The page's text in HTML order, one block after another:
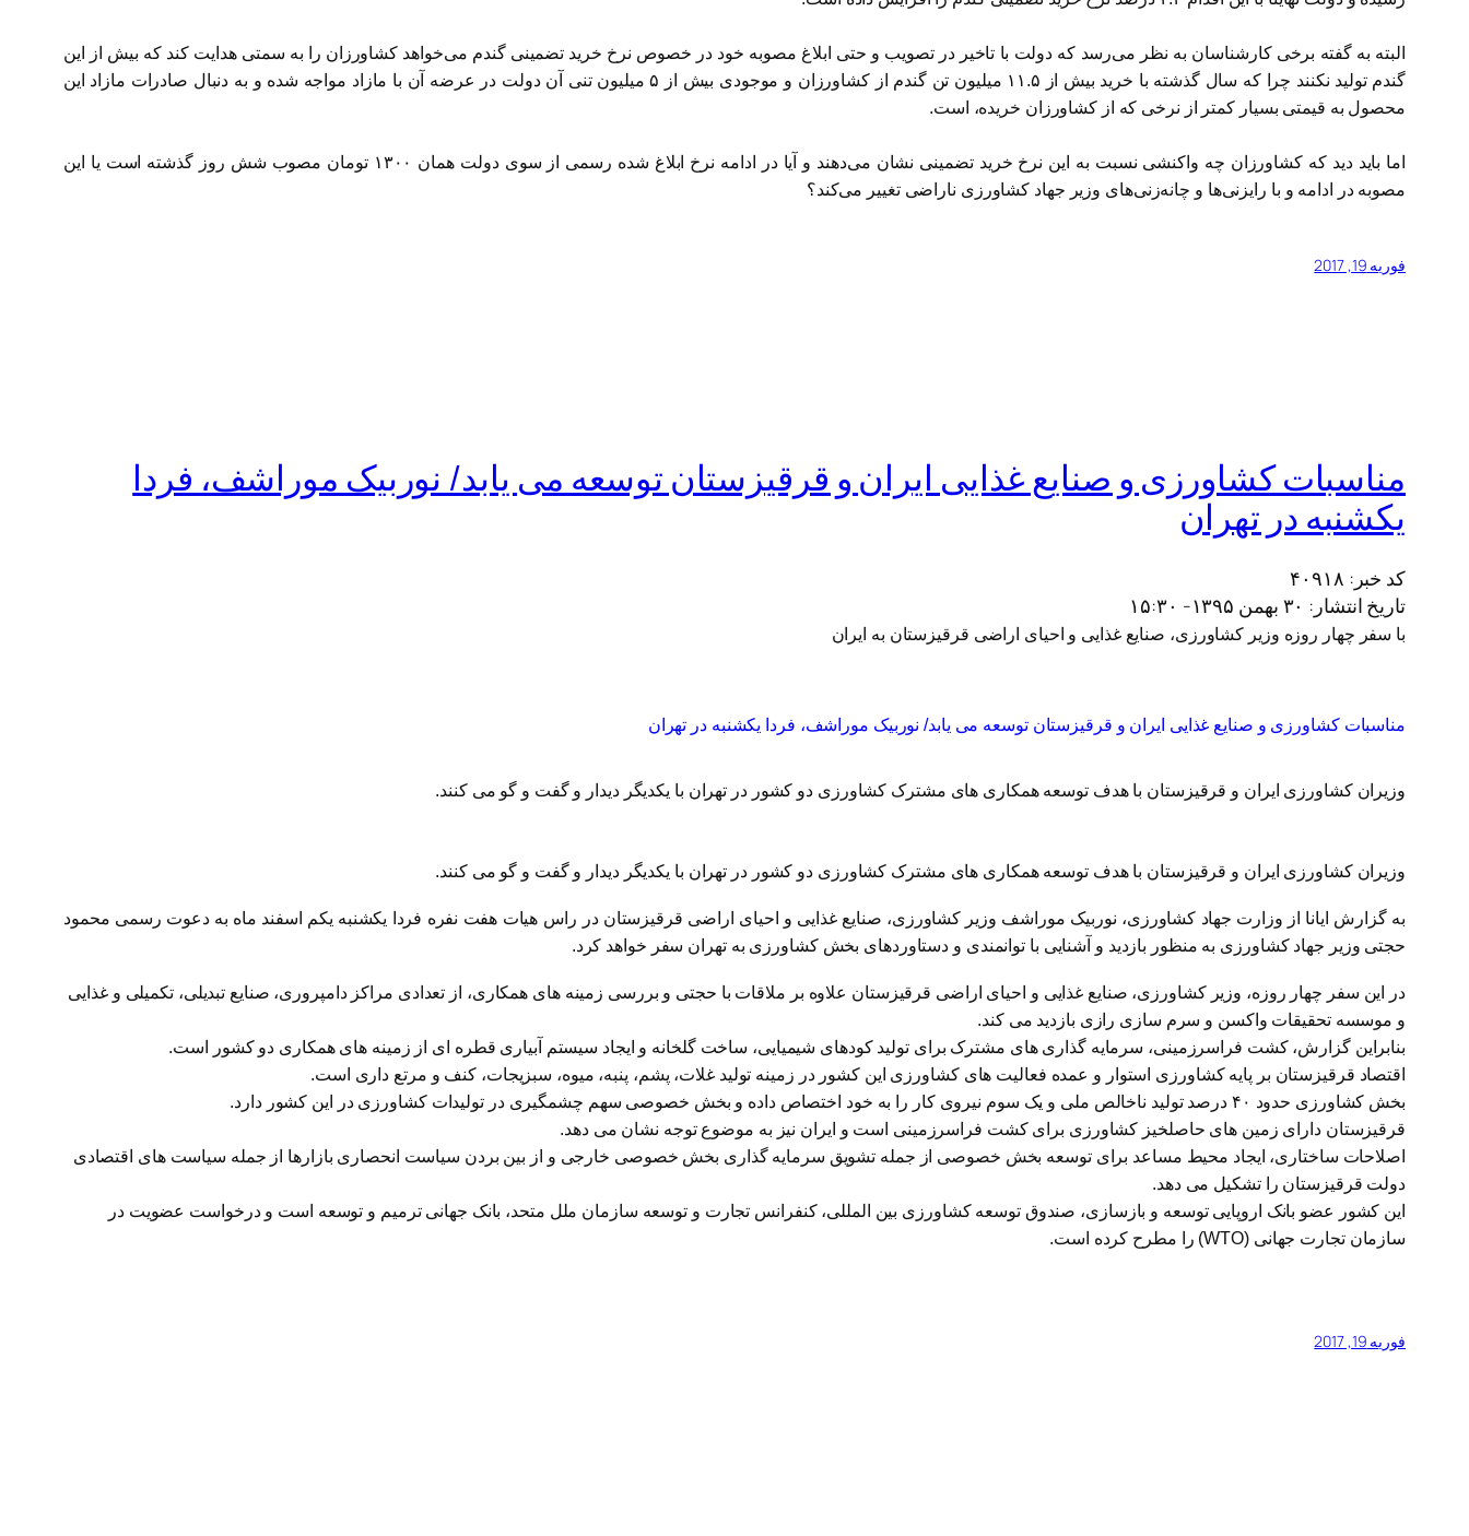
البته به گفته برخی کارشناسان به نظر می‌رسد که دولت با تاخیر در تصویب و حتی ابلاغ مصوبه خود در خصوص نرخ خرید تضمینی گندم می‌خواهد کشاورزان را به سمتی هدایت کند که بیش از این
گندم تولید نکنند چرا که سال گذشته با خرید بیش از ۱۱.۵ میلیون تن گندم از کشاورزان و موجودی بیش از ۵ میلیون تنی آن دولت در عرضه آن با مازاد مواجه شده و به دنبال صادرات مازاد این
محصول به قیمتی بسیار کمتر از نرخی که از کشاورزان خریده، است.
اما باید دید که کشاورزان چه واکنشی نسبت به این نرخ خرید تضمینی نشان می‌دهند و آیا در ادامه نرخ ابلاغ شده رسمی از سوی دولت همان ۱۳۰۰ تومان مصوب شش روز گذشته است یا این
مصوبه در ادامه و با رایزنی‌ها و چانه‌زنی‌های وزیر جهاد کشاورزی ناراضی تغییر می‌کند؟
فوریه 19, 2017
مناسبات کشاورزی و صنایع غذایی ایران و قرقیزستان توسعه می یابد/ نوربیک موراشف، فردا
یکشنبه در تهران
کد خبر: ۴۰۹۱۸
تاریخ انتشار: ۳۰ بهمن ۱۳۹۵- ۱۵:۳۰
با سفر چهار روزه وزیر کشاورزی، صنایع غذایی و احیای اراضی قرقیزستان به ایران
مناسبات کشاورزی و صنایع غذایی ایران و قرقیزستان توسعه می یابد/ نوربیک موراشف، فردا یکشنبه در تهران
وزیران کشاورزی ایران و قرقیزستان با هدف توسعه همکاری های مشترک کشاورزی دو کشور در تهران با یکدیگر دیدار و گفت و گو می کنند.
وزیران کشاورزی ایران و قرقیزستان با هدف توسعه همکاری های مشترک کشاورزی دو کشور در تهران با یکدیگر دیدار و گفت و گو می کنند.
به گزارش ایانا از وزارت جهاد کشاورزی، نوربیک موراشف وزیر کشاورزی، صنایع غذایی و احیای اراضی قرقیزستان در راس هیات هفت نفره فردا یکشنبه یکم اسفند ماه به دعوت رسمی محمود
حجتی وزیر جهاد کشاورزی به منظور بازدید و آشنایی با توانمندی و دستاوردهای بخش کشاورزی به تهران سفر خواهد کرد.
در این سفر چهار روزه، وزیر کشاورزی، صنایع غذایی و احیای اراضی قرقیزستان علاوه بر ملاقات با حجتی و بررسی زمینه های همکاری، از تعدادی مراکز دامپروری، صنایع تبدیلی، تکمیلی و غذایی
و موسسه تحقیقات واکسن و سرم سازی رازی بازدید می کند.
بنابراین گزارش، کشت فراسرزمینی، سرمایه گذاری های مشترک برای تولید کودهای شیمیایی، ساخت گلخانه و ایجاد سیستم آبیاری قطره ای از زمینه های همکاری دو کشور است.
اقتصاد قرقیزستان بر پایه کشاورزی استوار و عمده فعالیت های کشاورزی این کشور در زمینه تولید غلات، پشم، پنبه، میوه، سبزیجات، کنف و مرتع داری است.
بخش کشاورزی حدود ۴۰ درصد تولید ناخالص ملی و یک سوم نیروی کار را به خود اختصاص داده و بخش خصوصی سهم چشمگیری در تولیدات کشاورزی در این کشور دارد.
قرقیزستان دارای زمین های حاصلخیز کشاورزی برای کشت فراسرزمینی است و ایران نیز به موضوع توجه نشان می دهد.
اصلاحات ساختاری، ایجاد محیط مساعد برای توسعه بخش خصوصی از جمله تشویق سرمایه گذاری بخش خصوصی خارجی و از بین بردن سیاست انحصاری بازارها از جمله سیاست های اقتصادی
دولت قرقیزستان را تشکیل می دهد.
این کشور عضو بانک اروپایی توسعه و بازسازی، صندوق توسعه کشاورزی بین المللی، کنفرانس تجارت و توسعه سازمان ملل متحد، بانک جهانی ترمیم و توسعه است و درخواست عضویت در
سازمان تجارت جهانی (WTO) را مطرح کرده است.
فوریه 19, 2017